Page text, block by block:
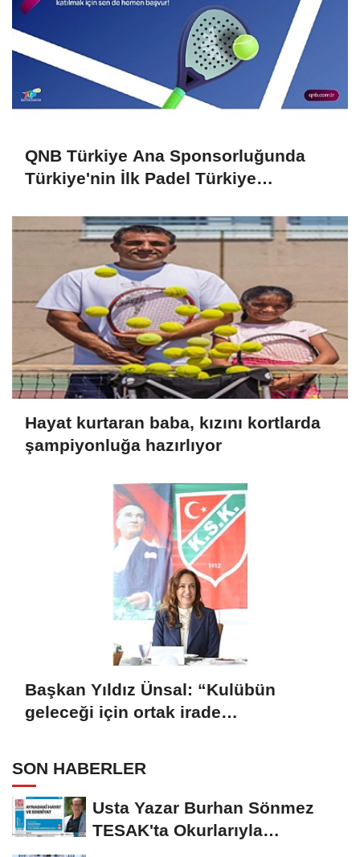
QNB Türkiye Ana Sponsorluğunda
Türkiye'nin İlk Padel Türkiye
Hayat kurtaran baba, kızını kortlarda
şampiyonluğa hazırlıyor
Başkan Yıldız Ünsal: “Kulübün
geleceği için ortak irade
SON HABERLER
Usta Yazar Burhan Sönmez
TESAK'ta Okurlarıyla